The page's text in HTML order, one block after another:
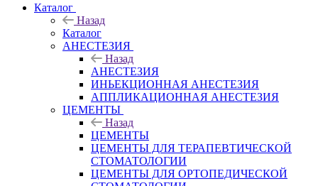
Каталог
Назад
Каталог
АНЕСТЕЗИЯ
Назад
АНЕСТЕЗИЯ
ИНЬЕКЦИОННАЯ АНЕСТЕЗИЯ
АППЛИКАЦИОННАЯ АНЕСТЕЗИЯ
ЦЕМЕНТЫ
Назад
ЦЕМЕНТЫ
ЦЕМЕНТЫ ДЛЯ ТЕРАПЕВТИЧЕСКОЙ
СТОМАТОЛОГИИ
ЦЕМЕНТЫ ДЛЯ ОРТОПЕДИЧЕСКОЙ